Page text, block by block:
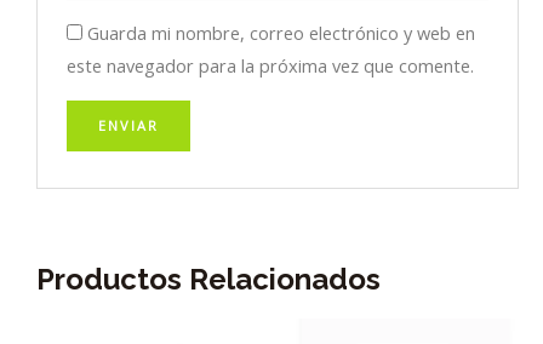
Guarda mi nombre, correo electrónico y web en
este navegador para la próxima vez que comente.
Productos Relacionados